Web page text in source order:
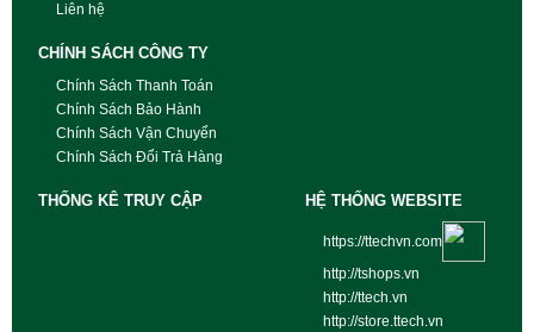
Liên hệ
CHÍNH SÁCH CÔNG TY
Chính Sách Thanh Toán
Chính Sách Bảo Hành
Chính Sách Vận Chuyển
Chính Sách Đổi Trả Hàng
THỐNG KÊ TRUY CẬP HỆ THỐNG WEBSITE
https://ttechvn.com
http://tshops.vn
http://ttech.vn
http://store.ttech.vn